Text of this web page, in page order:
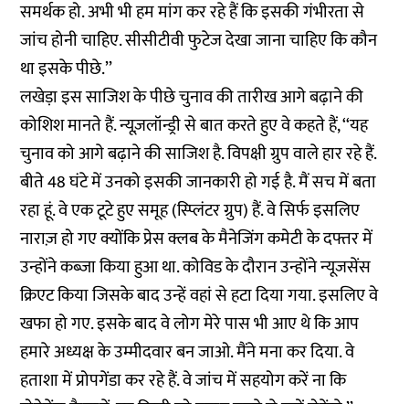
समर्थक हो. अभी भी हम मांग कर रहे हैं कि इसकी गंभीरता से
जांच होनी चाहिए. सीसीटीवी फुटेज देखा जाना चाहिए कि कौन
था इसके पीछे.’’
लखेड़ा इस साजिश के पीछे चुनाव की तारीख आगे बढ़ाने की
कोशिश मानते हैं. न्यूज़लॉन्ड्री से बात करते हुए वे कहते हैं, ‘‘यह
चुनाव को आगे बढ़ाने की साजिश है. विपक्षी ग्रुप वाले हार रहे हैं.
बीते 48 घंटे में उनको इसकी जानकारी हो गई है. मैं सच में बता
रहा हूं. वे एक टूटे हुए समूह (स्प्लिंटर ग्रुप) हैं. वे सिर्फ इसलिए
नाराज़ हो गए क्योंकि प्रेस क्लब के मैनेजिंग कमेटी के दफ्तर में
उन्होंने कब्जा किया हुआ था. कोविड के दौरान उन्होंने न्यूजसेंस
क्रिएट किया जिसके बाद उन्हें वहां से हटा दिया गया. इसलिए वे
खफा हो गए. इसके बाद वे लोग मेरे पास भी आए थे कि आप
हमारे अध्यक्ष के उम्मीदवार बन जाओ. मैंने मना कर दिया. वे
हताशा में प्रोपगेंडा कर रहे हैं. वे जांच में सहयोग करें ना कि